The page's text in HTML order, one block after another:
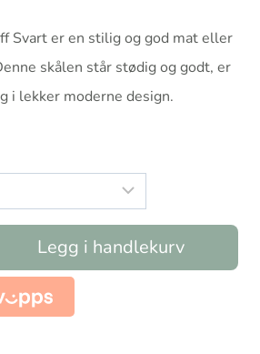
til
kr159.00
Svart er en stilig og god mat eller
skålen står stødig og godt, er
i lekker moderne design.
Legg i handlekurv